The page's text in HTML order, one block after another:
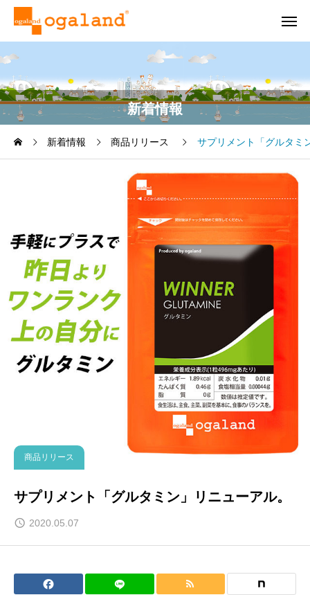
新着情報
新着情報 商品リリース サプリメント「グルタミ
商品リリース
サプリメント「グルタミン」リニューアル。
2020.05.07